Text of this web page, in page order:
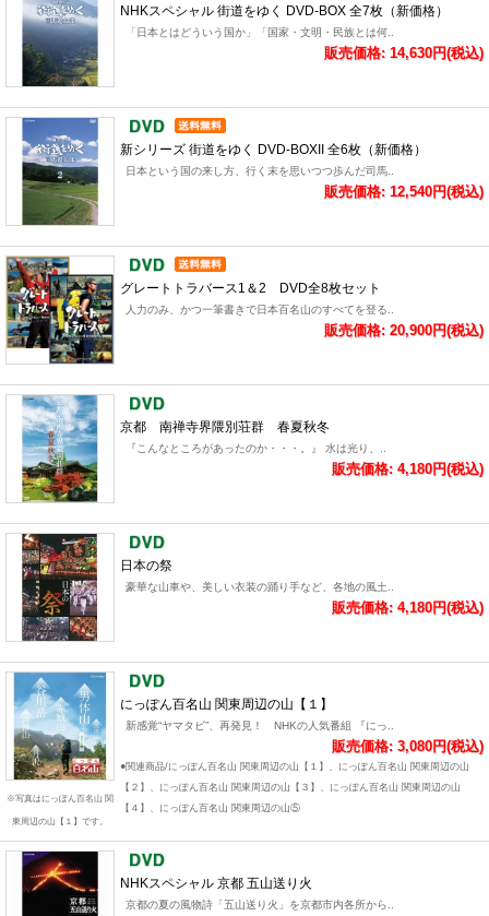
NHKスペシャル 街道をゆく DVD-BOX 全7枚（新価格）
「日本とはどういう国か」「国家・文明・民族とは何..
販売価格: 14,630円(税込)
新シリーズ 街道をゆく DVD-BOXII 全6枚（新価格）
日本という国の来し方、行く末を思いつつ歩んだ司馬..
販売価格: 12,540円(税込)
グレートトラバース1＆2 DVD全8枚セット
人力のみ、かつ一筆書きで日本百名山のすべてを登る..
販売価格: 20,900円(税込)
京都 南禅寺界隈別荘群 春夏秋冬
『こんなところがあったのか・・・。』 水は光り、..
販売価格: 4,180円(税込)
日本の祭
豪華な山車や、美しい衣装の踊り手など、各地の風土..
販売価格: 4,180円(税込)
※写真はにっぽん百名山 関
東周辺の山【１】です。
にっぽん百名山 関東周辺の山【１】
新感覚“ヤマタビ”、再発見！ NHKの人気番組 『にっ..
販売価格: 3,080円(税込)
●関連商品/にっぽん百名山 関東周辺の山【１】、にっぽん百名山 関東周辺の山
【２】、にっぽん百名山 関東周辺の山【３】、にっぽん百名山 関東周辺の山
【４】、にっぽん百名山 関東周辺の山⑤
NHKスペシャル 京都 五山送り火
京都の夏の風物詩「五山送り火」を京都市内各所から..